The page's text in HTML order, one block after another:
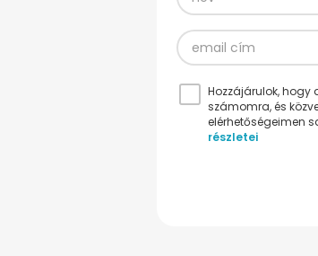
Hozzájárulok, hogy
számomra, és
elérhetőségeimen
részletei